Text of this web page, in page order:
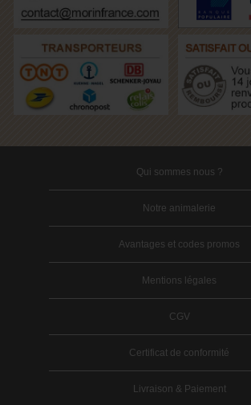
Qui sommes nous ?
Notre animalerie
Avantages et codes promos
Mentions légales
CGV
Certificat de conformité
Livraison & Paiement